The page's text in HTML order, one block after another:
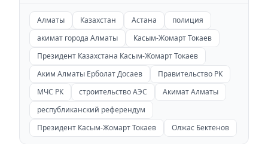
Алматы Казахстан Астана
полиция
акимат города Алматы
Касым-Жомарт Токаев
Президент Казахстана Касым-Жомарт Токаев
Аким Алматы Ерболат Досаев
Правительство РК
МЧС РК
строительство АЭС
Акимат Алматы
республиканский референдум
Президент Касым-Жомарт Токаев
Олжас Бектенов